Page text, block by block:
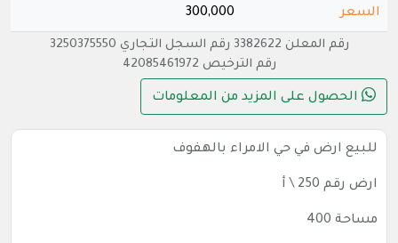
السعر 300,000
رقم المعلن 3382622 رقم السجل التجاري 3250375550
رقم الترخيص 42085461972
الحصول على المزيد من المعلومات
للبيع ارض في حي الامراء بالهفوف
ارض رقم 250 \ أ
مساحة 400